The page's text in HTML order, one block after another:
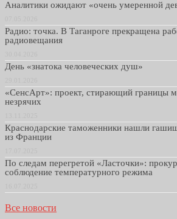
Аналитики ожидают «очень умеренной
Радио: точка. В Таганроге прекращена
радиовещания
День «знатока человеческих душ»
«СенсАрт»: проект, стирающий границы
незрячих
Краснодарские таможенники нашли
из Франции
По следам перегретой «Ласточки»:
соблюдение температурного режима
Все новости